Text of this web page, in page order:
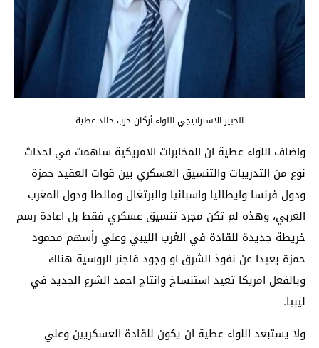
الخبير الاستراتيجي اللواء أركان حرب خالد عطية
واضاف اللواء عطية ان المخابرات الامريكية ساهمت في احداث
نوع من التدريبات والتنسيق العسكري بين قوات العقيد حمزة
ودول فرنسا وايطاليا واسبانيا والبرتغال ومالطا ودول المغرب
العربي، وهذه لم تكن مجرد تنسيق عسكري فقط بل اعادة رسم
خريطة جديدة للقادة في الغرب الليبي وعلي رأسهم محمود
حمزة بعيدا عن نفوذ الشرق او وجود فاجنر الروسية هناك
وبالفعل امريكا تعيد استنساخ وانتاج احمد الشرع الجديد في
ليبيا.
ولا يستبعد اللواء عطية ان يكون للقادة العسكريين وعلي